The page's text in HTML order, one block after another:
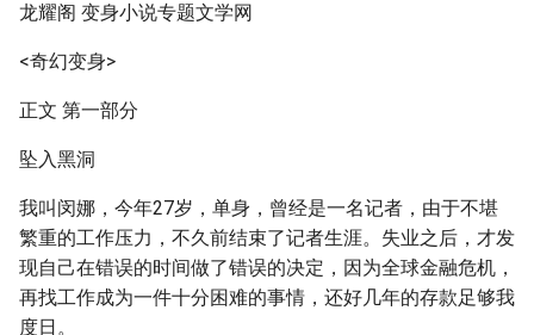
龙耀阁 变身小说专题文学网
<奇幻变身>
正文 第一部分
坠入黑洞
我叫闵娜，今年27岁，单身，曾经是一名记者，由于不堪
繁重的工作压力，不久前结束了记者生涯。失业之后，才发
现自己在错误的时间做了错误的决定，因为全球金融危机，
再找工作成为一件十分困难的事情，还好几年的存款足够我
度日。